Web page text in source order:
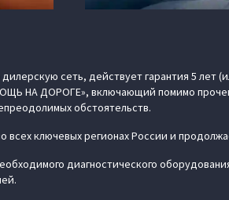
сеть, действует гарантия 5 лет
НА ДОРОГЕ», включающий помимо
обстоятельств.
ключевых регионах России и
диагностического